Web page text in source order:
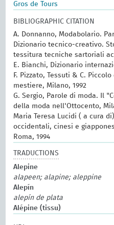
Gros de Tours
BIBLIOGRAPHIC CITATION
A. Donnanno, Modabolario.
Dizionario tecnico-creativo.
tessitura tecniche sartoriali
E. Bianchi, Dizionario
F. Pizzato, Tessuti & C.
mestiere, Milano, 1992
G. Sergio, Parole di moda. Il
della moda nell'Ottocento,
Maria Teresa Lucidi ( a cura
occidentali, cinesi e
Roma, 1994
TRADUCTIONS
Alepine
alapeen; alapine; aleppine
Alepín
alepín de plata
Alépine (tissu)